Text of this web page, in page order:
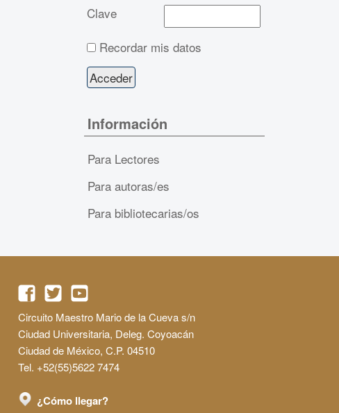
Clave
Recordar mis datos
Información
Para Lectores
Para autoras/es
Para bibliotecarias/os
Circuito Maestro Mario de la Cueva s/n
Ciudad Universitaria, Deleg. Coyoacán
Ciudad de México, C.P. 04510
Tel. +52(55)5622 7474
¿Cómo llegar?